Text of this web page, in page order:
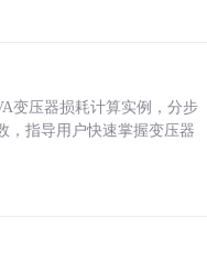
变压器损耗计算实例，分步
，指导用户快速掌握变压器